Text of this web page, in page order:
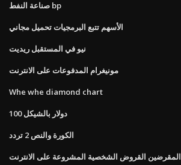
صناعة النفط bp
الأسهم تتبع البرمجيات تحميل مجاني
نيو في المستقبل ريديت
مونيغرام المدفوعات على الانترنت
Whe whe diamond chart
100 دولار بالشيكل
الكورة والنص 2 تردد
المقرضين القروض الشخصية المشروعة على الانترنت